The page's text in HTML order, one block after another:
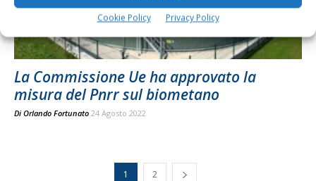
Cookie Policy Privacy Policy
La Commissione Ue ha approvato la
misura del Pnrr sul biometano
Di Orlando Fortunato 24 Agosto 2022
1 2